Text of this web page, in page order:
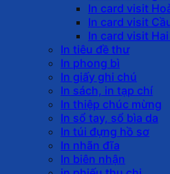
In card visit
In card visit
In card visit
In tiêu đề thư
In phong bì
In giấy ghi chú
In sách, in tạp chí
In thiệp chúc mừng
In sổ tay, sổ bìa da
In túi đựng hồ sơ
In nhãn đĩa
In biên nhận